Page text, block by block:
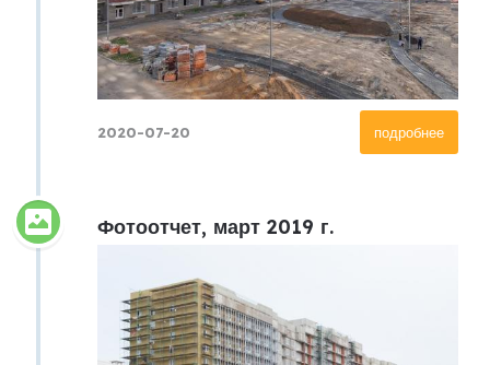
подробнее
2020-07-20
Фотоотчет, март 2019 г.